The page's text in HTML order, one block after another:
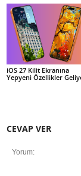
iOS 27 Kilit Ekranına
Yepyeni Özellikler
CEVAP VER